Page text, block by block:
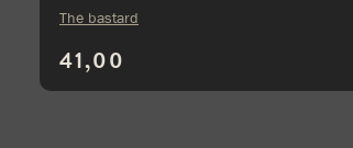
41,00
The bastard